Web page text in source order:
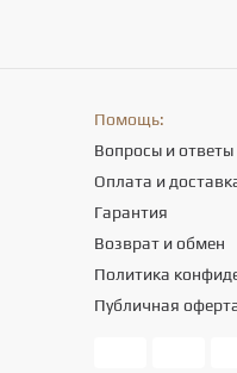
Помощь:
Вопросы и ответы
Оплата и
Гарантия
Возврат и обмен
Политика
Публичная